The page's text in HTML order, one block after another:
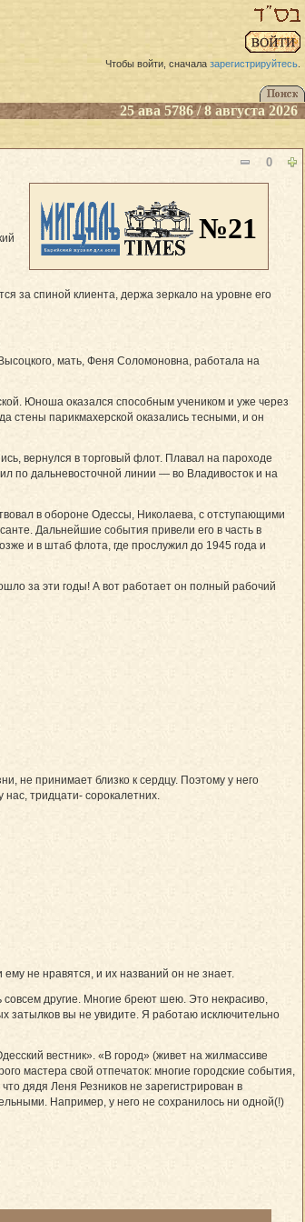
Чтобы войти, сначала зарегистрируйтесь.
25 ава 5786 / 8 августа 2026
0
№21
за спиной клиента, держа зеркало на уровне его
мать, Феня Соломоновна, работала на
Юноша оказался способным учеником и уже через
стены парикмахерской оказались тесными, и он
вернулся в торговый флот. Плавал на пароходе
дальневосточной линии — во Владивосток и на
в обороне Одессы, Николаева, с отступающими
Дальнейшие события привели его в часть в
и в штаб флота, где прослужил до 1945 года и
за эти годы! А вот работает он полный рабочий
не принимает близко к сердцу. Поэтому у него
тридцати- сорокалетних.
не нравятся, и их названий он не знает.
другие. Многие бреют шею. Это некрасиво,
затылков вы не увидите. Я работаю исключительно
вестник». «В город» (живет на жилмассиве
мастера свой отпечаток: многие городские события,
дядя Леня Резников не зарегистрирован в
Например, у него не сохранилось ни одной(!)